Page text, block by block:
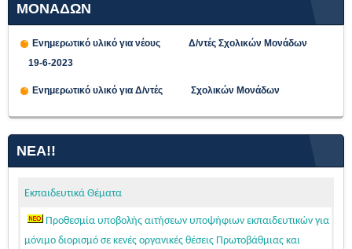
ΜΟΝΑΔΩΝ
Ενημερωτικό υλικό για νέους Δ/ντές Σχολικών Μονάδων
19-6-2023
Ενημερωτικό υλικό για Δ/ντές Σχολικών Μονάδων
ΝΈΑ!!
Εκπαιδευτικά Θέματα
Προθεσμία υποβολής αιτήσεων υποψήφιων εκπαιδευτικών για
μόνιμο διορισμό σε κενές οργανικές θέσεις Πρωτοβάθμιας και